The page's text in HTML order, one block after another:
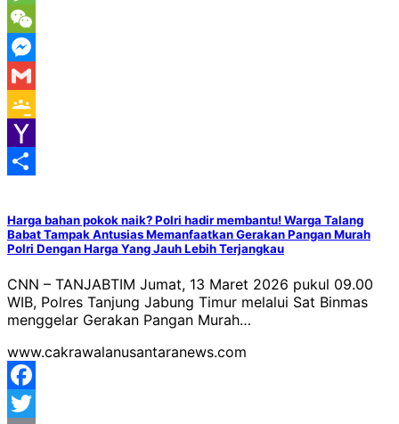
Message
WeChat
Messenger
Gmail
Google
Classroom
Yahoo
Harga bahan pokok naik? Polri hadir membantu! Warga Talang
Babat Tampak Antusias Memanfaatkan Gerakan Pangan Murah
Polri Dengan Harga Yang Jauh Lebih Terjangkau
CNN – TANJABTIM Jumat, 13 Maret 2026 pukul 09.00
WIB, Polres Tanjung Jabung Timur melalui Sat Binmas
menggelar Gerakan Pangan Murah…
www.cakrawalanusantaranews.com
Facebook